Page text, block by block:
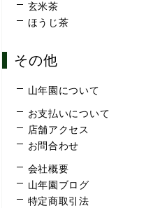
玄米茶
ほうじ茶
その他
山年園について
お支払いについて
店舗アクセス
お問合わせ
会社概要
山年園ブログ
特定商取引法